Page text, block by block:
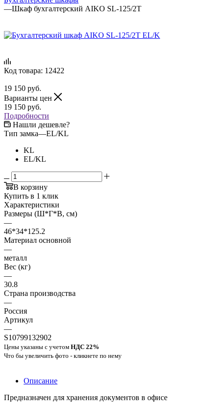
—Шкаф бухгалтерский AIKO SL-125/2T
Код товара: 12422
19 150 руб.
Варианты цен
19 150 руб.
Подробности
Нашли дешевле?
Тип замка—EL/KL
KL
EL/KL
В корзину
Купить в 1 клик
Характеристики
Размеры (Ш*Г*В, см)
—
46*34*125.2
Материал основной
—
металл
Вес (кг)
—
30.8
Страна производства
—
Россия
Артикул
—
S10799132902
Цены указаны с учетом НДС 22%
Что бы увеличить фото - кликнете по нему
Описание
Предназначен для хранения документов в офисе